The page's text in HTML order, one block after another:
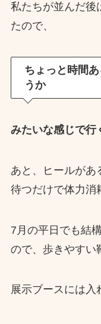
私たちが並んだ後
たので、
ちょっと時間
うか
みたいな感じで行
あと、ヒールがあ
待つだけで体力消
7月の平日でも結
ので、歩きやすい
展示ブースには入